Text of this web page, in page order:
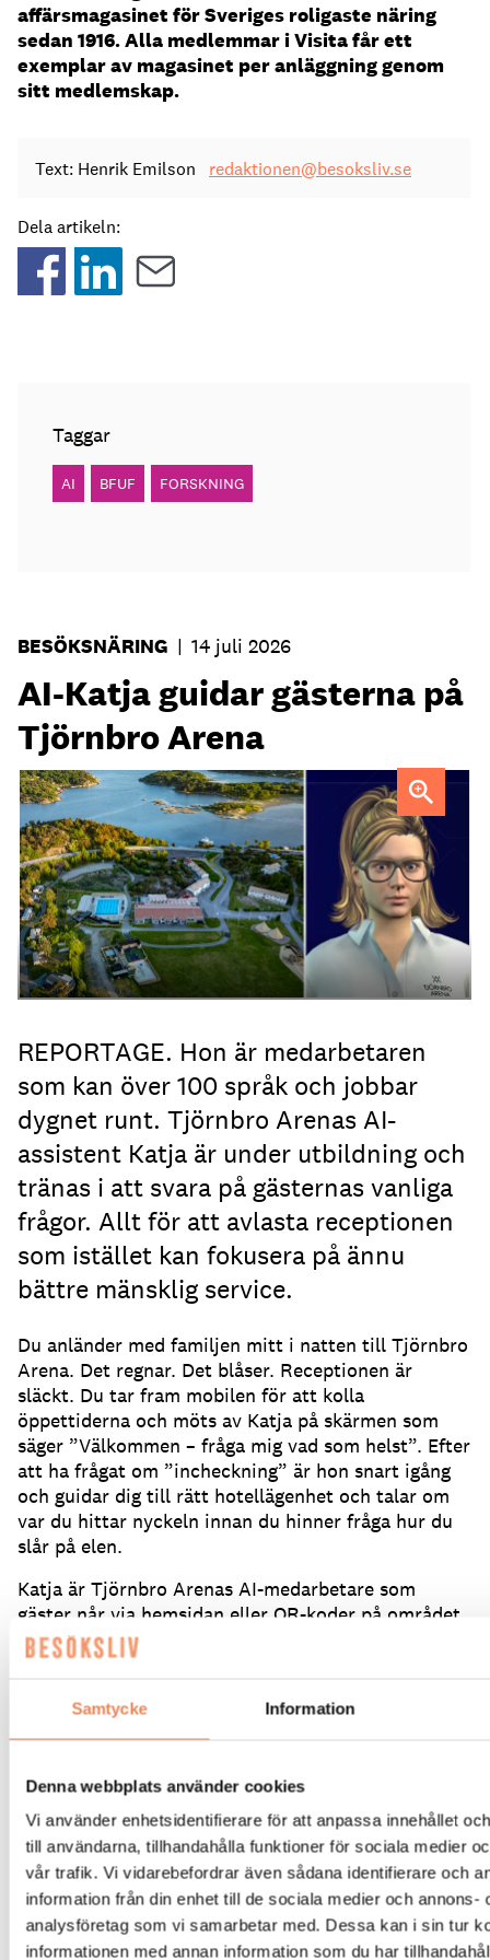
Samtycke Information
Denna webbplats använder cookies
Vi använder enhetsidentifierare för att anpassa innehållet
till användarna, tillhandahålla funktioner för sociala medier
vår trafik. Vi vidarebefordrar även sådana identifierare och
information från din enhet till de sociala medier och annons-
analysföretag som vi samarbetar med. Dessa kan i sin tur
informationen med annan information som du har
affärsmagasinet för Sveriges roligaste näring
sedan 1916. Alla medlemmar i Visita får ett
exemplar av magasinet per anläggning genom
sitt medlemskap.
Text: Henrik Emilson redaktionen@besoksliv.se
Dela artikeln:
Taggar
AI BFUF FORSKNING
BESÖKSNÄRING | 14 juli 2026
AI-Katja guidar gästerna på
Tjörnbro Arena
AI-medarbetaren Katja tillträdde i tjänst i april.
REPORTAGE. Hon är medarbetaren
som kan över 100 språk och jobbar
dygnet runt. Tjörnbro Arenas AI-
assistent Katja är under utbildning och
tränas i att svara på gästernas vanliga
frågor. Allt för att avlasta receptionen
som istället kan fokusera på ännu
bättre mänsklig service.
Du anländer med familjen mitt i natten till Tjörnbro
Arena. Det regnar. Det blåser. Receptionen är
släckt. Du tar fram mobilen för att kolla
öppettiderna och möts av Katja på skärmen som
säger ”Välkommen – fråga mig vad som helst”. Efter
att ha frågat om ”incheckning” är hon snart igång
och guidar dig till rätt hotellägenhet och talar om
var du hittar nyckeln innan du hinner fråga hur du
slår på elen.
Katja är Tjörnbro Arenas AI-medarbetare som
gäster når via hemsidan eller QR-koder på området.
Hon kan allt om anläggningen vid Tjörnbrons fot,
som hur du sätter på diskmaskinen eller vad du gör
april och är fortfarande under utbildning.
Tummalid är kommersiellt ansvarig på
– Vi är en anläggning som på sommaren erbjuder
mycket aktiviteter och rörelseglädje, mycket med
barnen i fokus och med boenden på camping eller i
lägenhetshotell.Vintertid satsar vi på konferenser,
event och långtidsboenden.Vi har stora
säsongsvariationer och en dryg handfull